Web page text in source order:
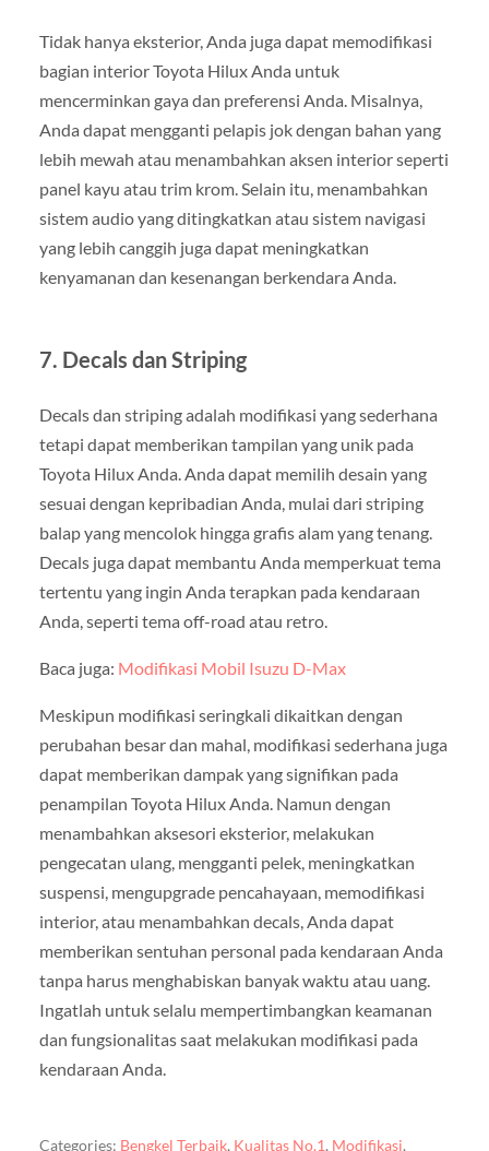
Tidak hanya eksterior, Anda juga dapat memodifikasi
bagian interior Toyota Hilux Anda untuk
mencerminkan gaya dan preferensi Anda. Misalnya,
Anda dapat mengganti pelapis jok dengan bahan yang
lebih mewah atau menambahkan aksen interior seperti
panel kayu atau trim krom. Selain itu, menambahkan
sistem audio yang ditingkatkan atau sistem navigasi
yang lebih canggih juga dapat meningkatkan
kenyamanan dan kesenangan berkendara Anda.
7. Decals dan Striping
Decals dan striping adalah modifikasi yang sederhana
tetapi dapat memberikan tampilan yang unik pada
Toyota Hilux Anda. Anda dapat memilih desain yang
sesuai dengan kepribadian Anda, mulai dari striping
balap yang mencolok hingga grafis alam yang tenang.
Decals juga dapat membantu Anda memperkuat tema
tertentu yang ingin Anda terapkan pada kendaraan
Anda, seperti tema off-road atau retro.
Baca juga: Modifikasi Mobil Isuzu D-Max
Meskipun modifikasi seringkali dikaitkan dengan
perubahan besar dan mahal, modifikasi sederhana juga
dapat memberikan dampak yang signifikan pada
penampilan Toyota Hilux Anda. Namun dengan
menambahkan aksesori eksterior, melakukan
pengecatan ulang, mengganti pelek, meningkatkan
suspensi, mengupgrade pencahayaan, memodifikasi
interior, atau menambahkan decals, Anda dapat
memberikan sentuhan personal pada kendaraan Anda
tanpa harus menghabiskan banyak waktu atau uang.
Ingatlah untuk selalu mempertimbangkan keamanan
dan fungsionalitas saat melakukan modifikasi pada
kendaraan Anda.
Categories: Bengkel Terbaik, Kualitas No.1, Modifikasi,